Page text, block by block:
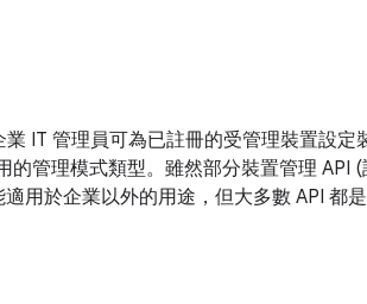
IT 管理員可為已註冊的受管理裝置設定
管理模式類型。雖然部分裝置管理 API (
適用於企業以外的用途，但大多數 API 都